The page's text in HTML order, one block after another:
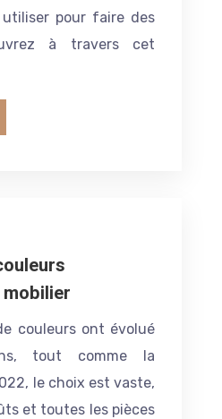
pour faire des
à travers cet
couleurs ont évolué
tout comme la
le choix est vaste,
et toutes les pièces